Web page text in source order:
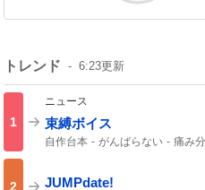
トレンド 6:23更新
1
ニュース
束縛ボイス
自作台本 がんばらない 痛み
2 JUMPdate!